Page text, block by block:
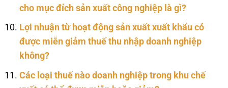
cho mục đích sản xuất công nghiệp là gì?
Lợi nhuận từ hoạt động sản xuất xuất khẩu có
được miễn giảm thuế thu nhập doanh nghiệp
không?
Các loại thuế nào doanh nghiệp trong khu chế